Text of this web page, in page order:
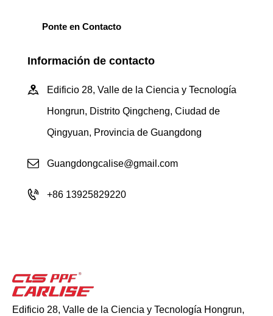
Información de contacto
Edificio 28, Valle de la Ciencia y Tecnología
Hongrun, Distrito Qingcheng, Ciudad de
Qingyuan, Provincia de Guangdong
Guangdongcalise@gmail.com
+86 13925829220
Edificio 28, Valle de la Ciencia y Tecnología Hongrun,